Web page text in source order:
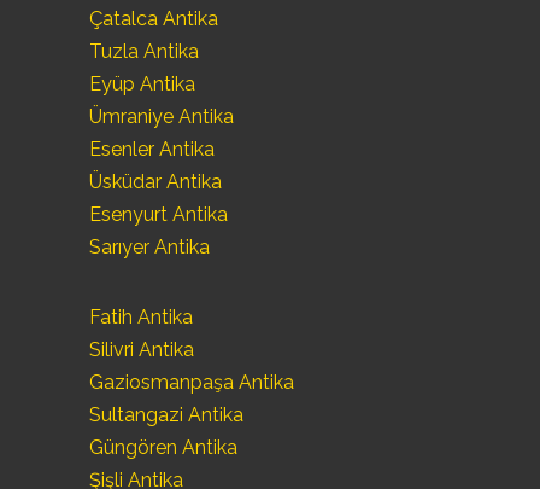
Çatalca Antika
Tuzla Antika
Eyüp Antika
Ümraniye Antika
Esenler Antika
Üsküdar Antika
Esenyurt Antika
Sarıyer Antika
Fatih Antika
Silivri Antika
Gaziosmanpaşa Antika
Sultangazi Antika
Güngören Antika
Şişli Antika